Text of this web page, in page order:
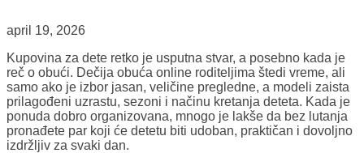
april 19, 2026
Kupovina za dete retko je usputna stvar, a posebno kada je
reč o obući. Dečija obuća online roditeljima štedi vreme, ali
samo ako je izbor jasan, veličine pregledne, a modeli zaista
prilagođeni uzrastu, sezoni i načinu kretanja deteta. Kada je
ponuda dobro organizovana, mnogo je lakše da bez lutanja
pronađete par koji će detetu biti udoban, praktičan i dovoljno
izdržljiv za svaki dan.